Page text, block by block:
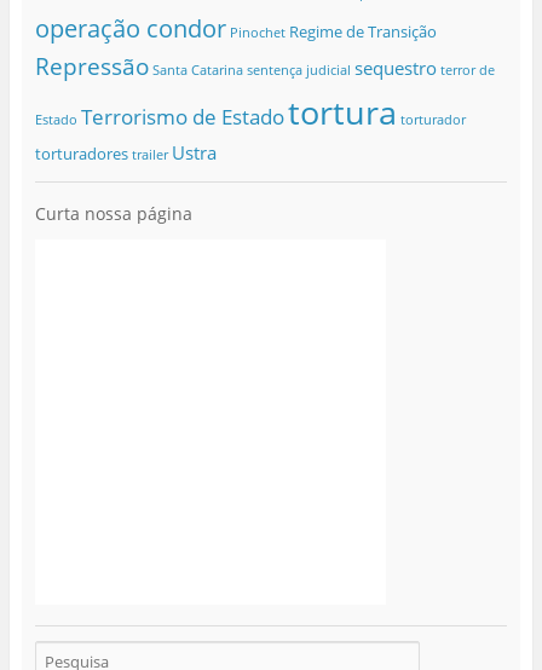
operação condor Pinochet Regime de Transição
Repressão Santa Catarina sentença judicial sequestro terror de
Estado Terrorismo de Estadotortura torturador
torturadores trailer Ustra
Curta nossa página